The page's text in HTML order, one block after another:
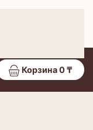
Корзина 0 ₸